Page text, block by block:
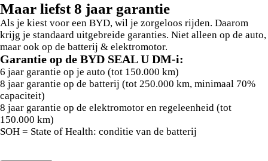
Maar liefst 8 jaar garantie
Als je kiest voor een BYD, wil je zorgeloos rijden. Daarom
krijg je standaard uitgebreide garanties. Niet alleen op de auto,
maar ook op de batterij & elektromotor.
Garantie op de BYD SEAL U DM-i:
6 jaar garantie op je auto (tot 150.000 km)
8 jaar garantie op de batterij (tot 250.000 km, minimaal 70%
capaciteit)
8 jaar garantie op de elektromotor en regeleenheid (tot
150.000 km)
SOH = State of Health: conditie van de batterij